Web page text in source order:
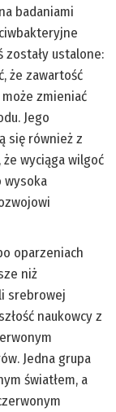
badaniami
zostały ustalone:
że zawartość
zmieniać
Jego
się również z
wyciąga wilgoć
wysoka
oparzeniach
niż
srebrowej
naukowcy z
Jedna grupa
światłem, a